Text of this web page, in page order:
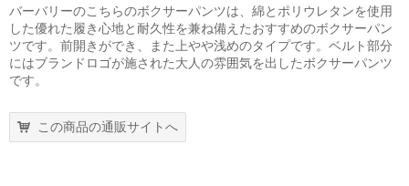
バーバリーのこちらのボクサーパンツは、綿とポリウレタンを使用
した優れた履き心地と耐久性を兼ね備えたおすすめのボクサーパン
ツです。前開きができ、また上やや浅めのタイプです。ベルト部分
にはブランドロゴが施された大人の雰囲気を出したボクサーパンツ
です。
この商品の通販サイトへ